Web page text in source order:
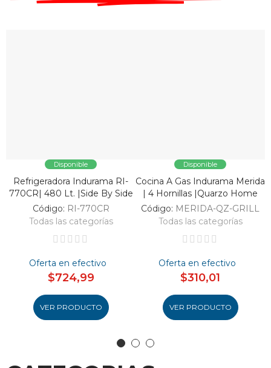
Disponible
Refrigeradora Indurama RI-
770CR| 480 Lt. |Side By Side
Código: RI-770CR
Todas las categorías
Oferta en efectivo
$724,99
VER PRODUCTO
Disponible
Cocina A Gas Indurama Merida
| 4 Hornillas |Quarzo Home
Código: MERIDA-QZ-GRILL
Todas las categorías
Oferta en efectivo
$310,01
VER PRODUCTO